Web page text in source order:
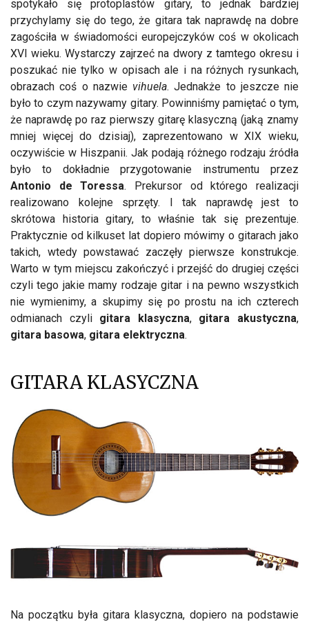
spotykało się protoplastów gitary, to jednak bardziej
przychylamy się do tego, że gitara tak naprawdę na dobre
zagościła w świadomości europejczyków coś w okolicach
XVI wieku. Wystarczy zajrzeć na dwory z tamtego okresu i
poszukać nie tylko w opisach ale i na różnych rysunkach,
obrazach coś o nazwie vihuela. Jednakże to jeszcze nie
było to czym nazywamy gitary. Powinniśmy pamiętać o tym,
że naprawdę po raz pierwszy gitarę klasyczną (jaką znamy
mniej więcej do dzisiaj), zaprezentowano w XIX wieku,
oczywiście w Hiszpanii. Jak podają różnego rodzaju źródła
było to dokładnie przygotowanie instrumentu przez
Antonio de Toressa. Prekursor od którego realizacji
realizowano kolejne sprzęty. I tak naprawdę jest to
skrótowa historia gitary, to właśnie tak się prezentuje.
Praktycznie od kilkuset lat dopiero mówimy o gitarach jako
takich, wtedy powstawać zaczęły pierwsze konstrukcje.
Warto w tym miejscu zakończyć i przejść do drugiej części
czyli tego jakie mamy rodzaje gitar i na pewno wszystkich
nie wymienimy, a skupimy się po prostu na ich czterech
odmianach czyli gitara klasyczna, gitara akustyczna,
gitara basowa, gitara elektryczna.
GITARA KLASYCZNA
Na początku była gitara klasyczna, dopiero na podstawie